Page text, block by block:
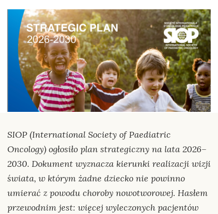
SIOP (International Society of Paediatric
Oncology) ogłosiło plan strategiczny na lata 2026–
2030. Dokument wyznacza kierunki realizacji wizji
świata, w którym żadne dziecko nie powinno
umierać z powodu choroby nowotworowej. Hasłem
przewodnim jest: więcej wyleczonych pacjentów